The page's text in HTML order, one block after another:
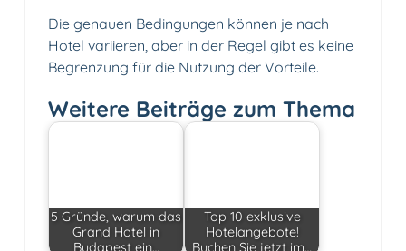
Die genauen Bedingungen können je nach
Hotel variieren, aber in der Regel gibt es keine
Begrenzung für die Nutzung der Vorteile.
Weitere Beiträge zum Thema
5 Gründe, warum das
Grand Hotel in
Budapest ein…
Top 10 exklusive
Hotelangebote!
Buchen Sie jetzt im…